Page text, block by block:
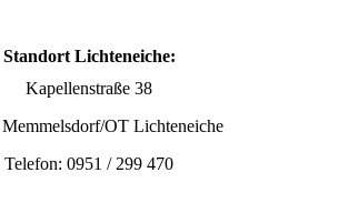
Standort Lichteneiche:
Kapellenstraße 38
OT Lichteneiche
Telefon: 0951 / 299 470